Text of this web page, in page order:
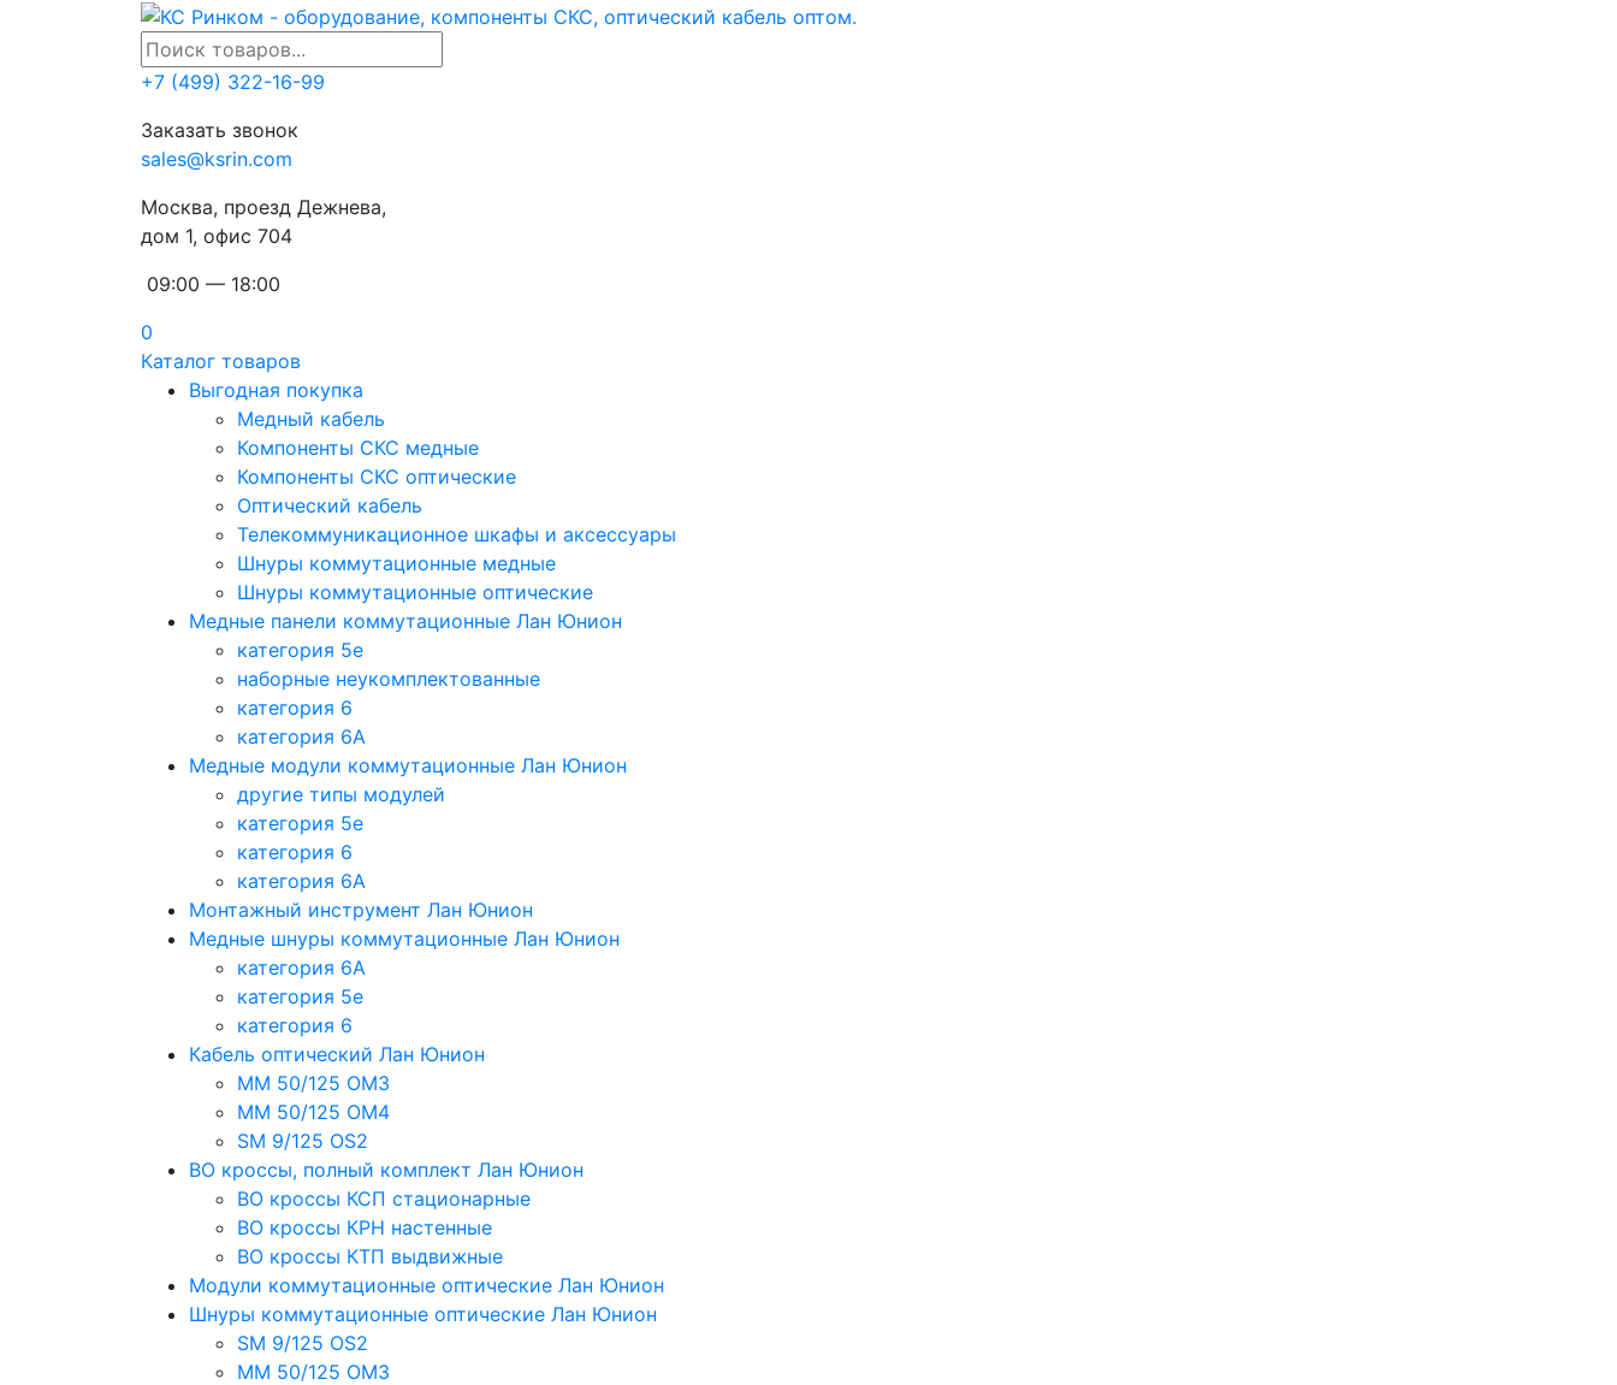
+7 (499) 322-16-99
Заказать звонок
sales@ksrin.com
Москва, проезд Дежнева,
дом 1, офис 704
09:00 — 18:00
0
Каталог товаров
Выгодная покупка
Медный кабель
Компоненты СКС медные
Компоненты СКС оптические
Оптический кабель
Телекоммуникационное шкафы и аксессуары
Шнуры коммутационные медные
Шнуры коммутационные оптические
Медные панели коммутационные Лан Юнион
категория 5e
наборные неукомплектованные
категория 6
категория 6A
Медные модули коммутационные Лан Юнион
другие типы модулей
категория 5е
категория 6
категория 6A
Монтажный инструмент Лан Юнион
Медные шнуры коммутационные Лан Юнион
категория 6A
категория 5e
категория 6
Кабель оптический Лан Юнион
MM 50/125 OM3
MM 50/125 OM4
SM 9/125 OS2
ВО кроссы, полный комплект Лан Юнион
ВО кроссы КСП стационарные
ВО кроссы КРН настенные
ВО кроссы КТП выдвижные
Модули коммутационные оптические Лан Юнион
Шнуры коммутационные оптические Лан Юнион
SM 9/125 OS2
MM 50/125 OM3